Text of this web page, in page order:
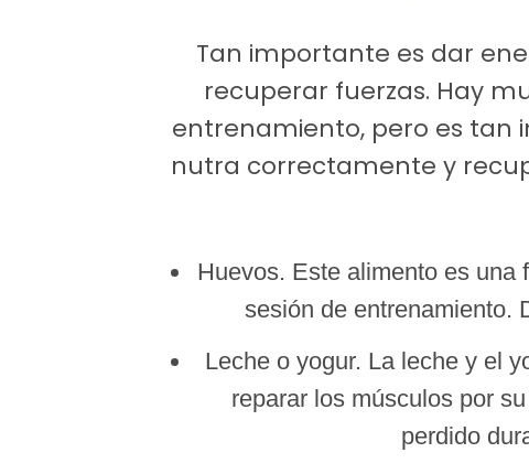
Tan importante es dar
recuperar fuerzas. Hay
entrenamiento, pero es tan
nutra correctamente y
Huevos. Este alimento es una
sesión de entrenamiento.
Leche o yogur. La leche y el
reparar los músculos por
perdido